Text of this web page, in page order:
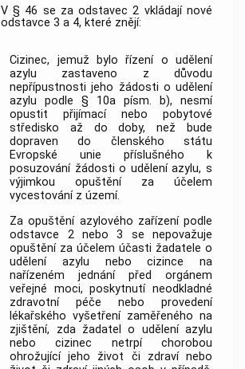
V § 46 se za odstavec 2 vkládají nové
odstavce 3 a 4, které znějí:
Cizinec, jemuž bylo řízení o udělení
azylu zastaveno z důvodu
nepřípustnosti jeho žádosti o udělení
azylu podle § 10a písm. b), nesmí
opustit přijímací nebo pobytové
středisko až do doby, než bude
dopraven do členského státu
Evropské unie příslušného k
posuzování žádosti o udělení azylu, s
výjimkou opuštění za účelem
vycestování z území.
Za opuštění azylového zařízení podle
odstavce 2 nebo 3 se nepovažuje
opuštění za účelem účasti žadatele o
udělení azylu nebo cizince na
nařízeném jednání před orgánem
veřejné moci, poskytnutí neodkladné
zdravotní péče nebo provedení
lékařského vyšetření zaměřeného na
zjištění, zda žadatel o udělení azylu
nebo cizinec netrpí chorobou
ohrožující jeho život či zdraví nebo